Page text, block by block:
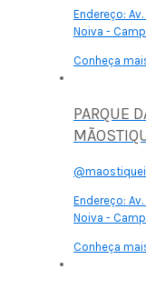
Endereço:
Noiva -
Conheça
PARQUE
Endereço:
Noiva -
Conheça